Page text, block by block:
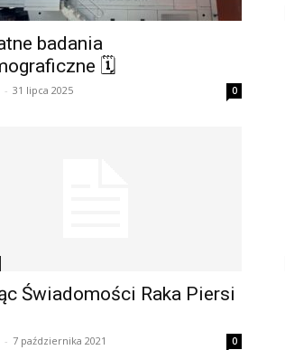
badania
🗓
- 31 lipca 2025 0
Świadomości Raka Piersi
- 7 października 2021 0